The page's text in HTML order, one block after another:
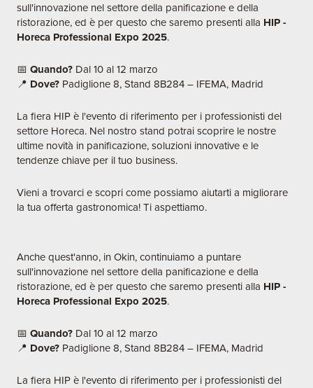
sull'innovazione nel settore della panificazione e della
ristorazione, ed è per questo che saremo presenti alla HIP -
Horeca Professional Expo 2025.
📅 Quando? Dal 10 al 12 marzo
📍 Dove? Padiglione 8, Stand 8B284 – IFEMA, Madrid
La fiera HIP è l'evento di riferimento per i professionisti del
settore Horeca. Nel nostro stand potrai scoprire le nostre
ultime novità in panificazione, soluzioni innovative e le
tendenze chiave per il tuo business.
Vieni a trovarci e scopri come possiamo aiutarti a migliorare
la tua offerta gastronomica! Ti aspettiamo.
Anche quest'anno, in Okin, continuiamo a puntare
sull'innovazione nel settore della panificazione e della
ristorazione, ed è per questo che saremo presenti alla HIP -
Horeca Professional Expo 2025.
📅 Quando? Dal 10 al 12 marzo
📍 Dove? Padiglione 8, Stand 8B284 – IFEMA, Madrid
La fiera HIP è l'evento di riferimento per i professionisti del